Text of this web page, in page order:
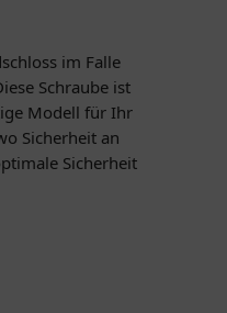
im Falle
Schraube ist
Modell für Ihr
Sicherheit an
Sicherheit